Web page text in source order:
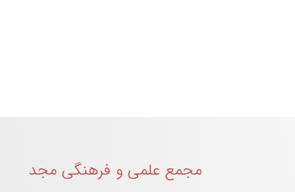
مجمع علمی و فرهنگی مجد